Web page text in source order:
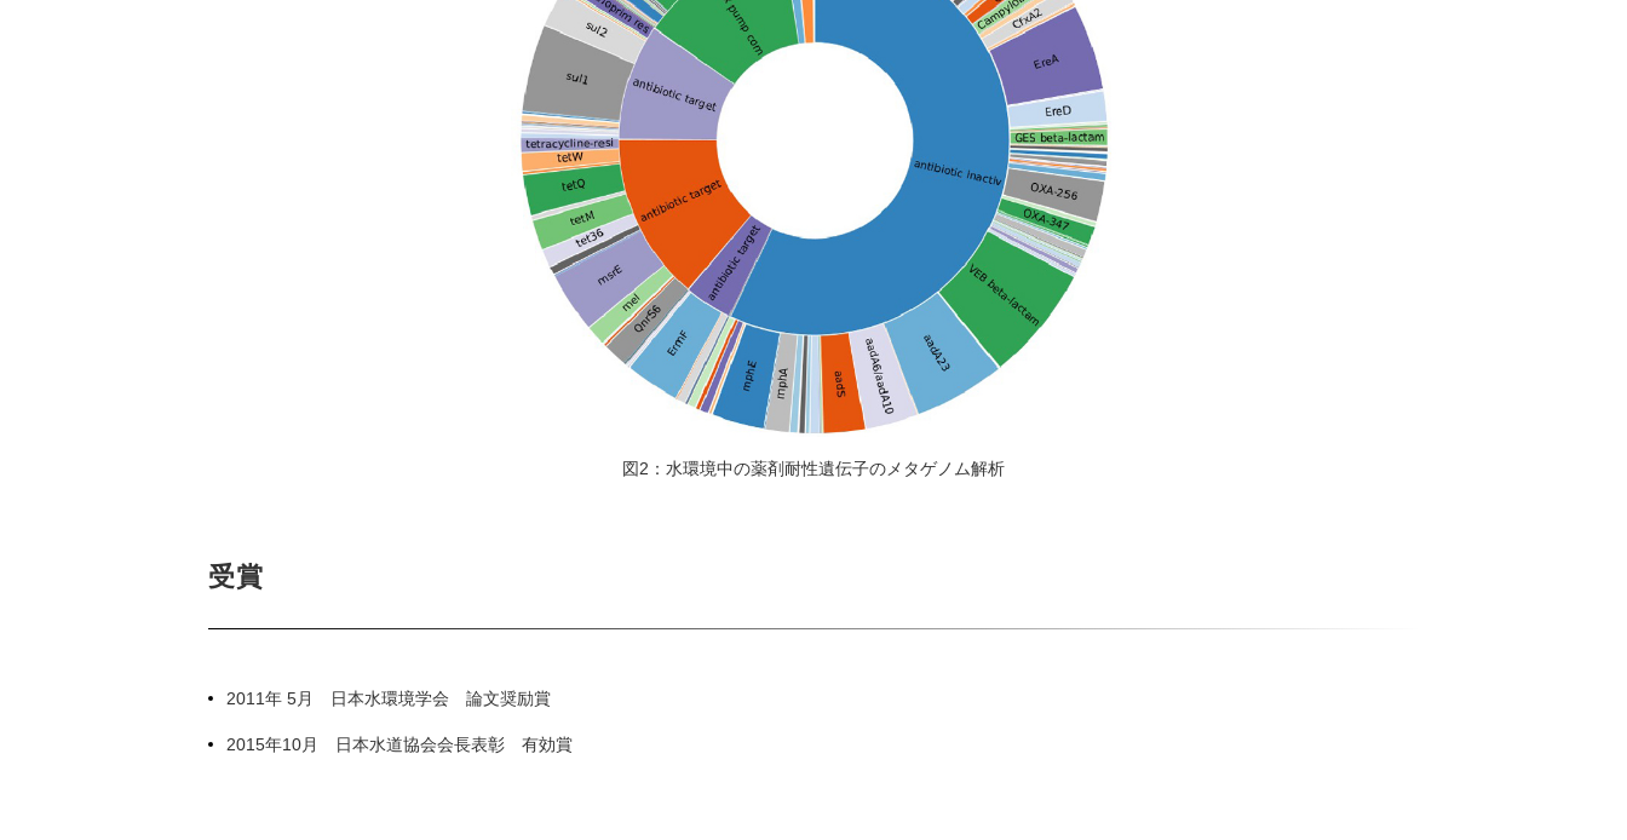
図2：水環境中の薬剤耐性遺伝子のメタゲノム解析
受賞
2011年 5月 日本水環境学会 論文奨励賞
2015年10月 日本水道協会会長表彰 有効賞